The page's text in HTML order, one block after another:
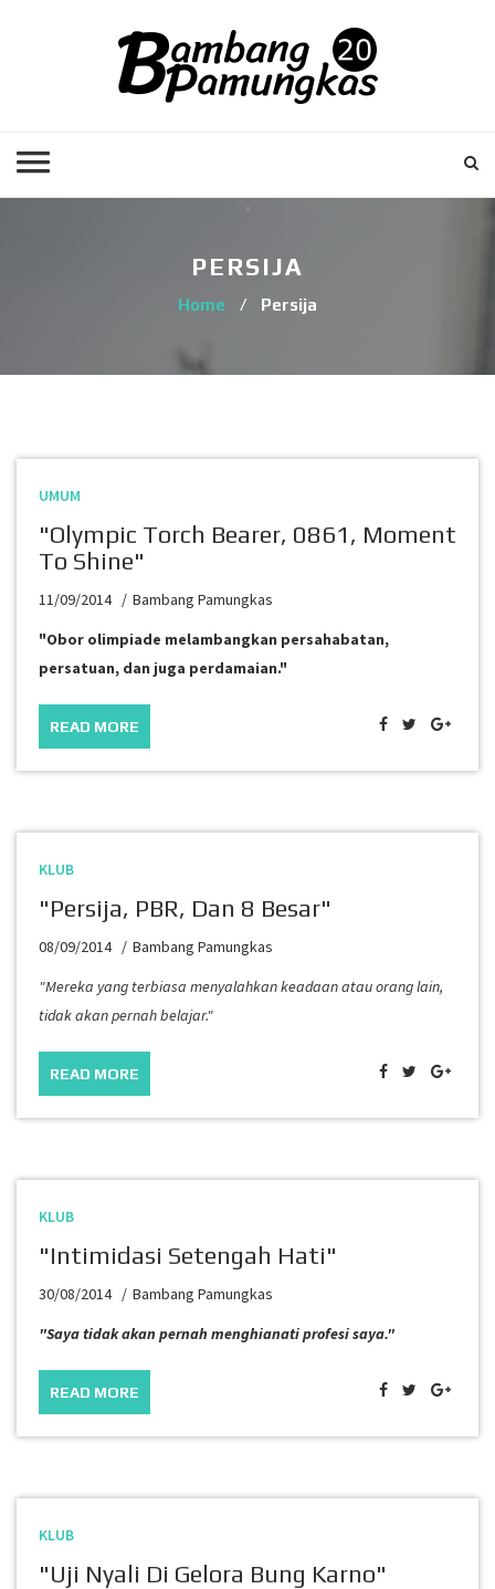
PERSIJA
Home / Persija
UMUM
"Olympic Torch Bearer, 0861, Moment
To Shine"
11/09/2014
Bambang Pamungkas
"Obor olimpiade melambangkan persahabatan,
persatuan, dan juga perdamaian."
READ MORE
KLUB
"Persija, PBR, Dan 8 Besar"
08/09/2014
Bambang Pamungkas
"Mereka yang terbiasa menyalahkan keadaan atau orang lain,
tidak akan pernah belajar."
READ MORE
KLUB
"Intimidasi Setengah Hati"
30/08/2014
Bambang Pamungkas
"Saya tidak akan pernah menghianati profesi saya."
READ MORE
KLUB
"Uji Nyali Di Gelora Bung Karno"